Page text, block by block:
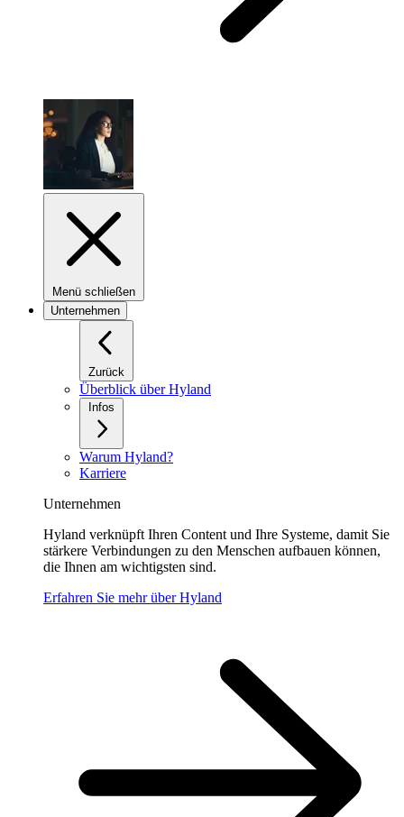
Menü schließen
Unternehmen
Zurück
Überblick über Hyland
Infos
Warum Hyland?
Karriere
Unternehmen
Hyland verknüpft Ihren Content und Ihre Systeme, damit Sie
stärkere Verbindungen zu den Menschen aufbauen können,
die Ihnen am wichtigsten sind.
Erfahren Sie mehr über Hyland